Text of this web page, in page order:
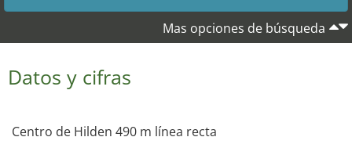
Mas opciones de búsqueda
Datos y cifras
Centro de Hilden 490 m línea recta